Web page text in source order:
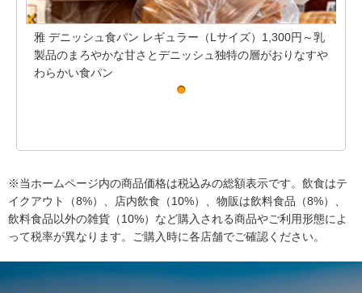
雅 デニッシュ食パン レギュラー（Lサイズ）1,300円～乳
製品のまろやかな甘さとデニッシュ独特の層がおりなすや
わらかい食パン
※当ホームページ内の商品価格は税込みの総額表示です。飲食はテ
イクアウト（8%）、店内飲食（10%）、物販は飲料食品（8%）、
飲料食品以外の雑貨（10%）など購入される商品やご利用形態によ
って税率が異なります。ご購入時に各店舗でご確認ください。